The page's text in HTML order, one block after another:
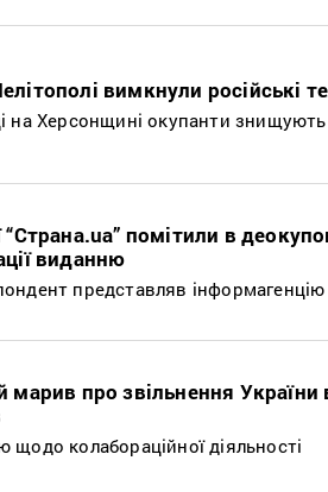
вимкнули російські
на Херсонщині окупанти знищують
“Страна.ua” помітили в
виданню
представляв
про звільнення України
колабораційної діяльності